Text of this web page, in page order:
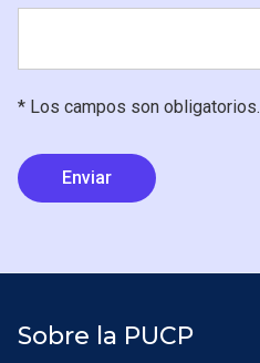
* Los campos son obligatorios.
Sobre la PUCP